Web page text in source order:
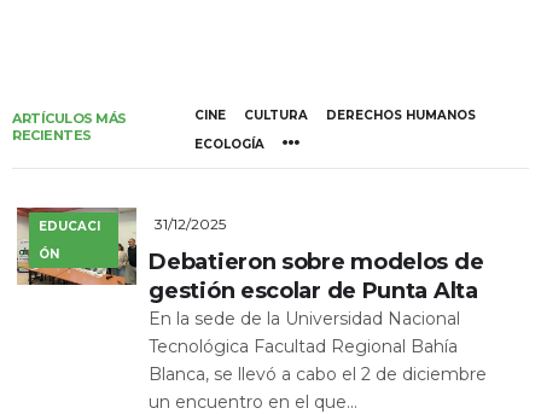
ARTÍCULOS MÁS
RECIENTES
CINE CULTURA
DERECHOS HUMANOS
ECOLOGÍA
EDUCACI
ÓN
31/12/2025
Debatieron sobre modelos de
gestión escolar de Punta Alta
En la sede de la Universidad Nacional
Tecnológica Facultad Regional Bahía
Blanca, se llevó a cabo el 2 de diciembre
un encuentro en el que...